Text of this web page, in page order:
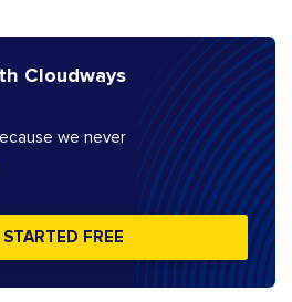
Cloudways
we never
FREE